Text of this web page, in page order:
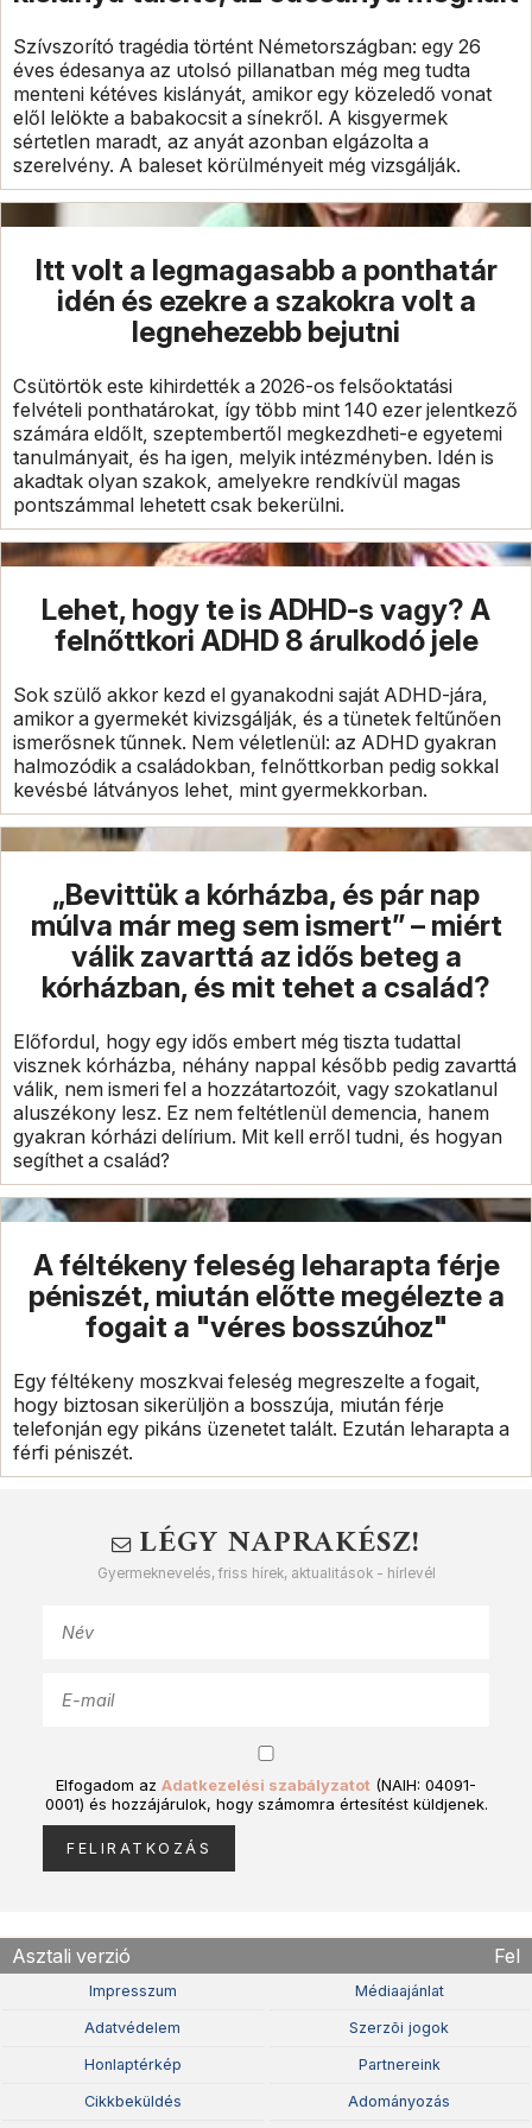
Szívszorító tragédia történt Németországban: egy 26
éves édesanya az utolsó pillanatban még meg tudta
menteni kétéves kislányát, amikor egy közeledő vonat
elől lelökte a babakocsit a sínekről. A kisgyermek
sértetlen maradt, az anyát azonban elgázolta a
szerelvény. A baleset körülményeit még vizsgálják.
Itt volt a legmagasabb a ponthatár
idén és ezekre a szakokra volt a
legnehezebb bejutni
Csütörtök este kihirdették a 2026-os felsőoktatási
felvételi ponthatárokat, így több mint 140 ezer jelentkező
számára eldőlt, szeptembertől megkezdheti-e egyetemi
tanulmányait, és ha igen, melyik intézményben. Idén is
akadtak olyan szakok, amelyekre rendkívül magas
pontszámmal lehetett csak bekerülni.
Lehet, hogy te is ADHD-s vagy? A
felnőttkori ADHD 8 árulkodó jele
Sok szülő akkor kezd el gyanakodni saját ADHD-jára,
amikor a gyermekét kivizsgálják, és a tünetek feltűnően
ismerősnek tűnnek. Nem véletlenül: az ADHD gyakran
halmozódik a családokban, felnőttkorban pedig sokkal
kevésbé látványos lehet, mint gyermekkorban.
„Bevittük a kórházba, és pár nap
múlva már meg sem ismert” – miért
válik zavarttá az idős beteg a
kórházban, és mit tehet a család?
Előfordul, hogy egy idős embert még tiszta tudattal
visznek kórházba, néhány nappal később pedig zavarttá
válik, nem ismeri fel a hozzátartozóit, vagy szokatlanul
aluszékony lesz. Ez nem feltétlenül demencia, hanem
gyakran kórházi delírium. Mit kell erről tudni, és hogyan
segíthet a család?
A féltékeny feleség leharapta férje
péniszét, miután előtte megélezte a
fogait a "véres bosszúhoz"
Egy féltékeny moszkvai feleség megreszelte a fogait,
hogy biztosan sikerüljön a bosszúja, miután férje
telefonján egy pikáns üzenetet talált. Ezután leharapta a
férfi péniszét.
LÉGY NAPRAKÉSZ!
Gyermeknevelés, friss hírek, aktualitások - hírlevél
Elfogadom az Adatkezelési szabályzatot (NAIH: 04091-
0001) és hozzájárulok, hogy számomra értesítést küldjenek.
Asztali verzió Fel
Impresszum Médiaajánlat
Adatvédelem Szerzõi jogok
Honlaptérkép Partnereink
Cikkbeküldés Adományozás